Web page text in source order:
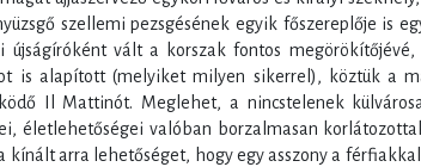
szellemi pezsgésének egyik főszereplője is
újságíróként vált a korszak fontos megörökítőjévé,
is alapított (melyiket milyen sikerrel), köztük a
Il Mattinót. Meglehet, a nincstelenek
életlehetőségei valóban borzalmasan
kínált arra lehetőséget, hogy egy asszony a